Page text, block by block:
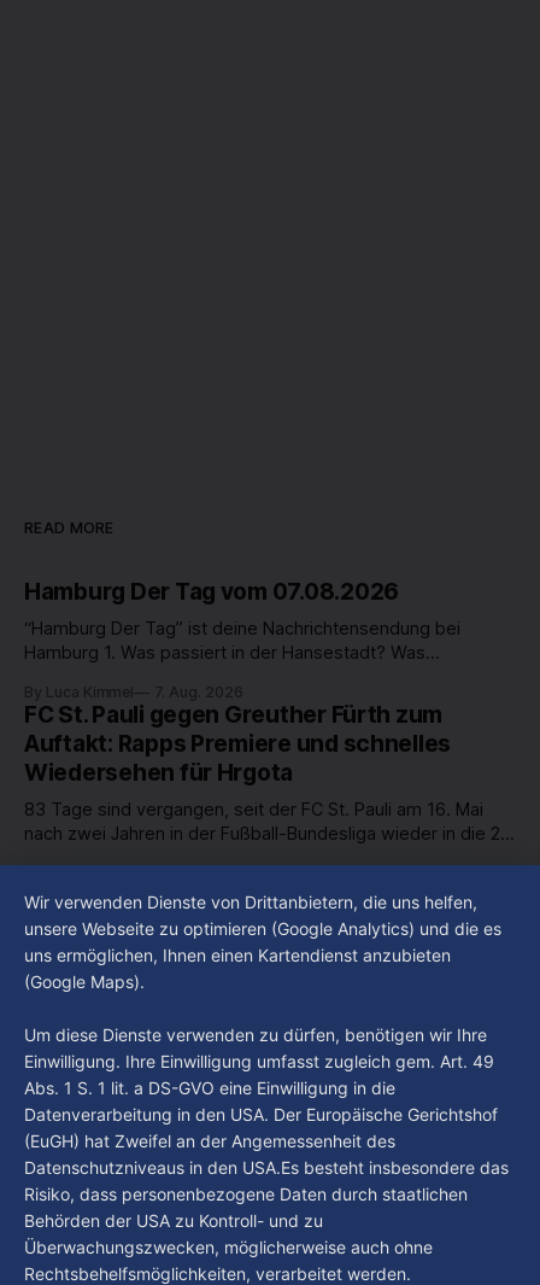
READ MORE
Hamburg Der Tag vom 07.08.2026
“Hamburg Der Tag” ist deine Nachrichtensendung bei
Hamburg 1. Was passiert in der Hansestadt? Was
in unserer Stadt an? Fragen, die von Montag bis Freitag LIVE
um 18 Uhr beantwortet werden - auf YouTube und im TV.
By Luca Kimmel 7. Aug. 2026
FC St. Pauli gegen Greuther Fürth zum
Auftakt: Rapps Premiere und schnelles
Wiedersehen für Hrgota
83 Tage sind vergangen, seit der FC St. Pauli am 16. Mai
nach zwei Jahren in der Fußball-Bundesliga wieder in die 2.
haben den Kiezclub verlassen. Dafür kamen in den letzten
Wochen einige
Im Gespräch mit Christian Pothe - Heute zu
Gast: Götz Tintelnot
By Luca Kimmel 6. Aug. 2026
Nissi's Kunstwelt - Folge 18
By Luca Kimmel 6. Aug. 2026
Wir verwenden Dienste von Drittanbietern, die uns helfen,
unsere Webseite zu optimieren (Google Analytics) und die es
uns ermöglichen, Ihnen einen Kartendienst anzubieten
(Google Maps).
Um diese Dienste verwenden zu dürfen, benötigen wir Ihre
Einwilligung. Ihre Einwilligung umfasst zugleich gem. Art. 49
Abs. 1 S. 1 lit. a DS-GVO eine Einwilligung in die
Datenverarbeitung in den USA. Der Europäische Gerichtshof
(EuGH) hat Zweifel an der Angemessenheit des
Datenschutzniveaus in den USA.Es besteht insbesondere das
Risiko, dass personenbezogene Daten durch staatlichen
Behörden der USA zu Kontroll- und zu
Überwachungszwecken, möglicherweise auch ohne
Rechtsbehelfsmöglichkeiten, verarbeitet werden.